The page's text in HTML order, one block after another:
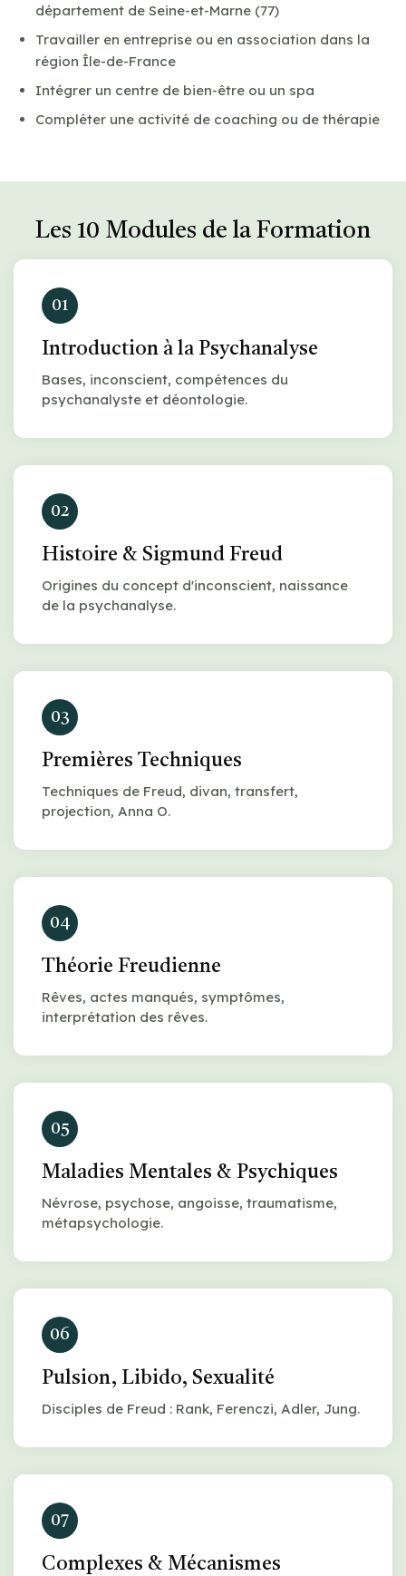
département de Seine-et-Marne (77)
Travailler en entreprise ou en association dans la
région Île-de-France
Intégrer un centre de bien-être ou un spa
Compléter une activité de coaching ou de thérapie
Les 10 Modules de la Formation
01
Introduction à la Psychanalyse
Bases, inconscient, compétences du
psychanalyste et déontologie.
02
Histoire & Sigmund Freud
Origines du concept d'inconscient, naissance
de la psychanalyse.
03
Premières Techniques
Techniques de Freud, divan, transfert,
projection, Anna O.
04
Théorie Freudienne
Rêves, actes manqués, symptômes,
interprétation des rêves.
05
Maladies Mentales & Psychiques
Névrose, psychose, angoisse, traumatisme,
métapsychologie.
06
Pulsion, Libido, Sexualité
Disciples de Freud : Rank, Ferenczi, Adler, Jung.
07
Complexes & Mécanismes